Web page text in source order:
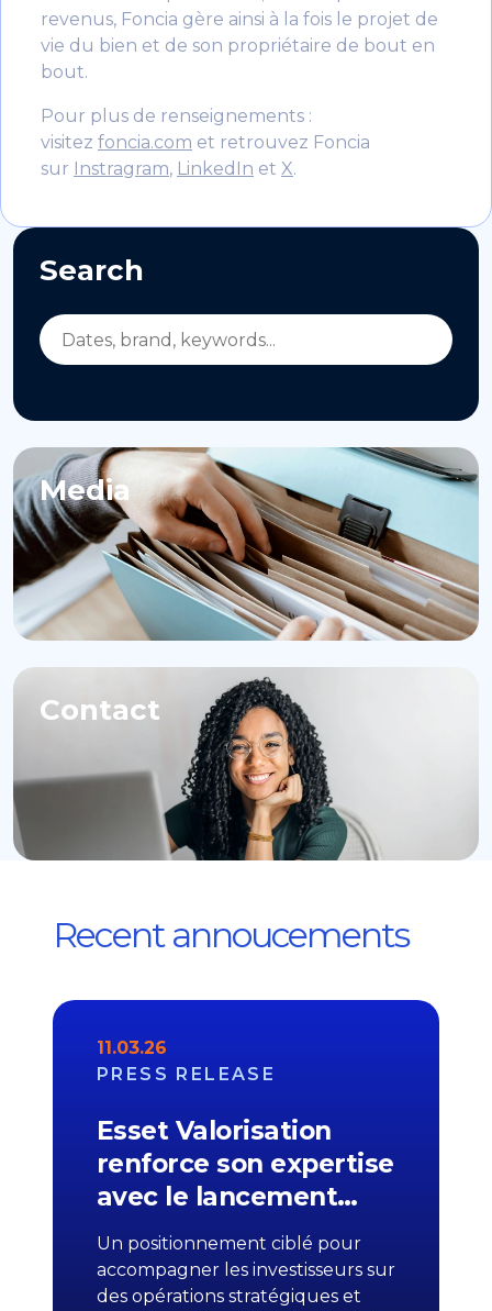
revenus, Foncia gère ainsi à la fois le projet de
vie du bien et de son propriétaire de bout en
bout.
Pour plus de renseignements :
visitez foncia.com et retrouvez Foncia
sur Instragram, LinkedIn et X.
Search
Media
Contact
Recent annoucements
11.03.26
PRESS RELEASE
Esset Valorisation
renforce son expertise
avec le lancement…
Un positionnement ciblé pour
accompagner les investisseurs sur
des opérations stratégiques et